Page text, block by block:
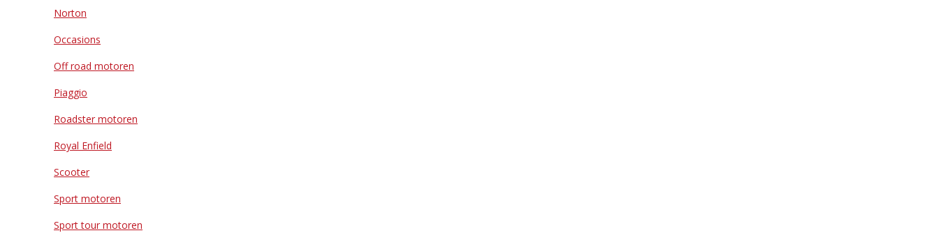
Norton
Occasions
Off road motoren
Piaggio
Roadster motoren
Royal Enfield
Scooter
Sport motoren
Sport tour motoren